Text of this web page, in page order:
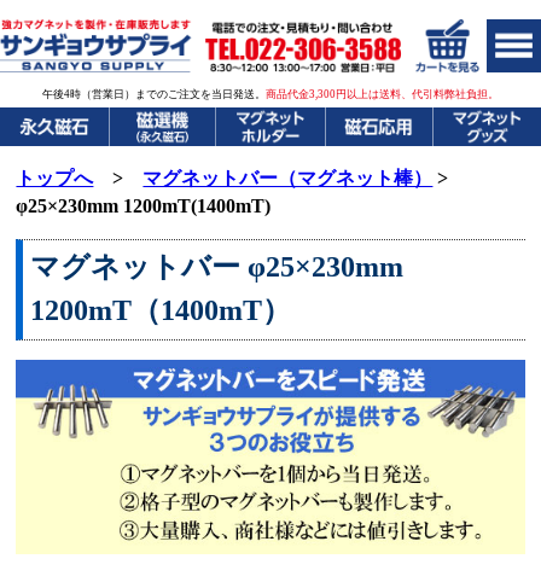
午後4時（営業日）までのご注文を当日発送。 商品代金3,300円以上は送料、代引料弊社負担。
トップへ> マグネットバー（マグネット棒）
>
φ25×230mm 1200mT(1400mT)
マグネットバー φ25×230mm
1200mT（1400mT）